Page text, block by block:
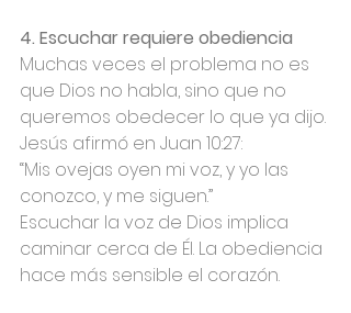
4. Escuchar requiere obediencia
Muchas veces el problema no es
que Dios no habla, sino que no
queremos obedecer lo que ya dijo.
Jesús afirmó en Juan 10:27:
“Mis ovejas oyen mi voz, y yo las
conozco, y me siguen.”
Escuchar la voz de Dios implica
caminar cerca de Él. La obediencia
hace más sensible el corazón.